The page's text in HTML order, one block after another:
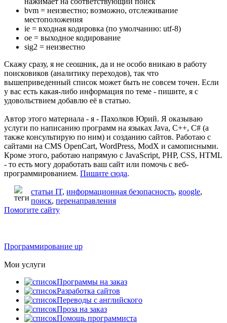
bvm = неизвестно; возможно, отслеживание
местоположения
ie = входная кодировка (по умолчанию: utf-8)
oe = выходное кодирование
sig2 = неизвестно
Скажу сразу, я не сеошник, да и не особо вникаю в работу
поисковиков (аналитику переходов), так что
вышеприведенный список может быть не совсем точен. Если
у вас есть какая-либо информация по теме - пишите, я с
удовольствием добавлю её в статью.
Автор этого материала - я - Пахолков Юрий. Я оказываю
услуги по написанию программ на языках Java, C++, C# (а
также консультирую по ним) и созданию сайтов. Работаю с
сайтами на CMS OpenCart, WordPress, ModX и самописными.
Кроме этого, работаю напрямую с JavaScript, PHP, CSS, HTML
- то есть могу доработать ваш сайт или помочь с веб-
программированием. Пишите сюда.
статьи IT, информационная безопасность, google,
поиск, перенаправления
Помогите сайту
Программирование up
Мои услуги
Программы на заказ
Разработка сайтов
Переводы с английского
Проза на заказ
Помощь программиста